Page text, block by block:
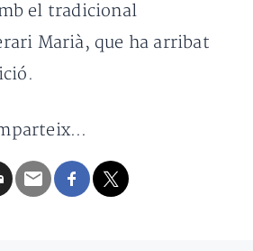
el tradicional
Marià, que ha arribat